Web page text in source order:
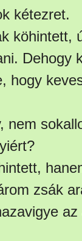
kétezret.
köhintett,
Dehogy
hogy
nem
zsák
az